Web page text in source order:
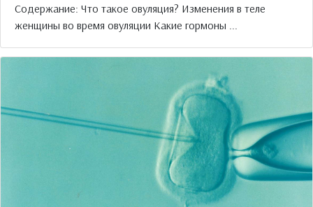
Содержание: Что такое овуляция? Изменения в теле
женщины во время овуляции Какие гормоны ...